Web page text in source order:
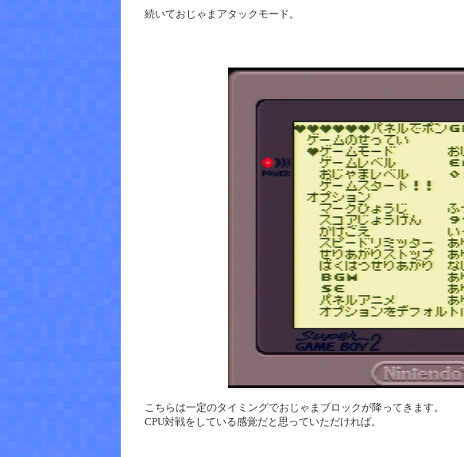
続いておじゃまアタックモード。
こちらは一定のタイミングでおじゃまブロックが降ってきます。
CPU対戦をしている感覚だと思っていただければ。